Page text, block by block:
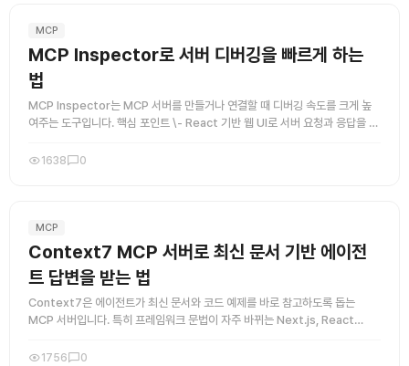
MCP
MCP Inspector로 서버 디버깅을 빠르게 하는
법
MCP Inspector는 MCP 서버를 만들거나 연결할 때 디버깅 속도를 크게 높
여주는 도구입니다. 핵심 포인트 \- React 기반 웹 UI로 서버 요청과 응답을 눈
1638 0
MCP
Context7 MCP 서버로 최신 문서 기반 에이전
트 답변을 받는 법
Context7은 에이전트가 최신 문서와 코드 예제를 바로 참고하도록 돕는
MCP 서버입니다. 특히 프레임워크 문법이 자주 바뀌는 Next.js, React
1756 0